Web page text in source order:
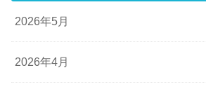
2026年5月
2026年4月